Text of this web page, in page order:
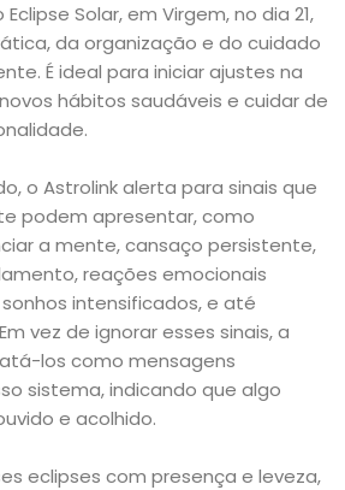
Solar, em Virgem, no dia 21,
da organização e do cuidado
É ideal para iniciar ajustes na
hábitos saudáveis e cuidar de
o Astrolink alerta para sinais que
podem apresentar, como
a mente, cansaço persistente,
reações emocionais
intensificados, e até
vez de ignorar esses sinais, a
los como mensagens
sistema, indicando que algo
e acolhido.
eclipses com presença e leveza,